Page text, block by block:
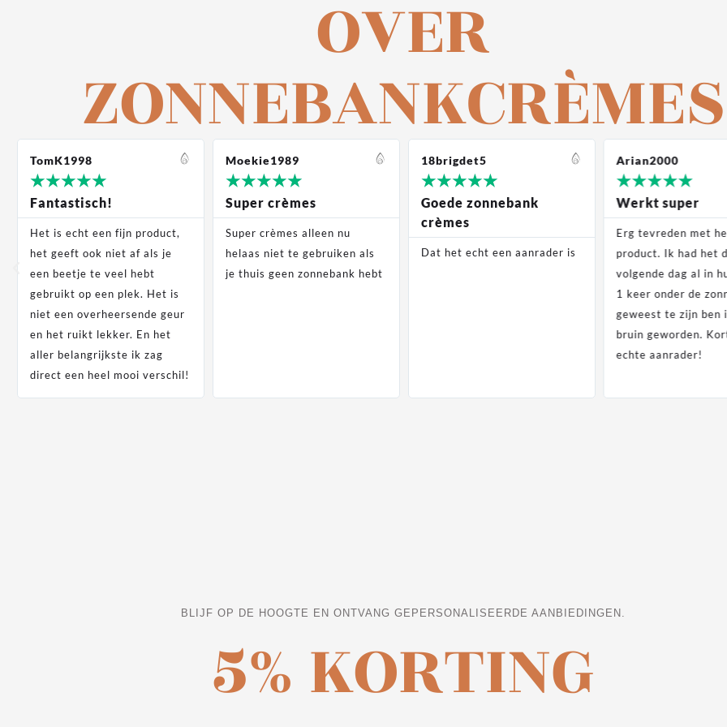
OVER
ZONNEBANKCRÈMES
TomK1998
★★★★★
Fantastisch!
Het is echt een fijn product,
het geeft ook niet af als je
een beetje te veel hebt
gebruikt op een plek. Het is
niet een overheersende geur
en het ruikt lekker. En het
aller belangrijkste ik zag
direct een heel mooi verschil!
Moekie1989
★★★★★
Super crèmes
Super crèmes alleen nu
helaas niet te gebruiken als
je thuis geen zonnebank hebt
18brigdet5
★★★★★
Goede zonnebank
crèmes
Dat het echt een aanrader is
Arian2000
★★★★★
Werkt super
Erg tevreden met
product. Ik had het
volgende dag al in
1 keer onder de
geweest te zijn ben
bruin geworden.
echte aanrader!
BLIJF OP DE HOOGTE EN ONTVANG GEPERSONALISEERDE AANBIEDINGEN.
5% KORTING